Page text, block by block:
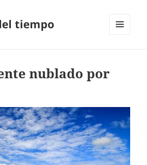
tiempo
nublado por